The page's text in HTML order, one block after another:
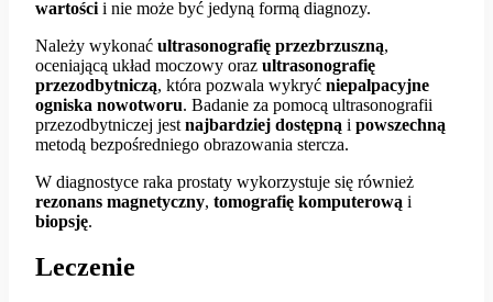
wartości i nie może być jedyną formą diagnozy.
Należy wykonać ultrasonografię przezbrzuszną,
oceniającą układ moczowy oraz ultrasonografię
przezodbytniczą, która pozwala wykryć niepalpacyjne
ogniska nowotworu. Badanie za pomocą ultrasonografii
przezodbytniczej jest najbardziej dostępną i powszechną
metodą bezpośredniego obrazowania stercza.
W diagnostyce raka prostaty wykorzystuje się również
rezonans magnetyczny, tomografię komputerową i
biopsję.
Leczenie